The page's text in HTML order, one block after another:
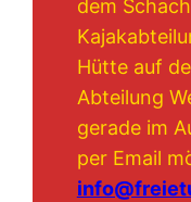
dem
Hütte auf
Abteilung
gerade im
per Email